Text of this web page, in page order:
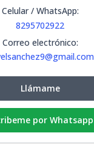
Celular / WhatsApp:
8295702922
Correo electrónico:
Llámame
por Whatsapp